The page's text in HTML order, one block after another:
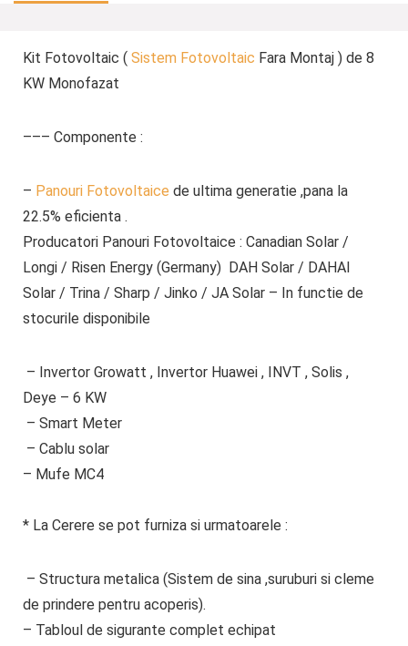
Kit Fotovoltaic (Sistem Fotovoltaic Fara Montaj ) de 8
KW Monofazat
––– Componente :
– Panouri Fotovoltaice de ultima generatie ,pana la
22.5% eficienta .
Producatori Panouri Fotovoltaice : Canadian Solar /
Longi / Risen Energy (Germany) DAH Solar / DAHAI
Solar / Trina / Sharp / Jinko / JA Solar – In functie de
stocurile disponibile
– Invertor Growatt , Invertor Huawei , INVT , Solis ,
Deye – 6 KW
– Smart Meter
– Cablu solar
– Mufe MC4
* La Cerere se pot furniza si urmatoarele :
– Structura metalica (Sistem de sina ,suruburi si cleme
de prindere pentru acoperis).
– Tabloul de sigurante complet echipat